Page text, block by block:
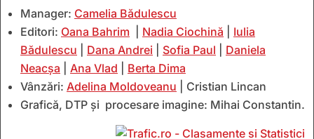
Manager: Camelia Bădulescu
Editori: Oana Bahrim Nadia Ciochină
Iulia
Bădulescu
Dana Andrei Sofia Paul
Daniela
Neacșa
Ana Vlad
Berta Dima
Vânzări: Adelina Moldoveanu | Cristian Lincan
Grafică, DTP și procesare imagine: Mihai Constantin.